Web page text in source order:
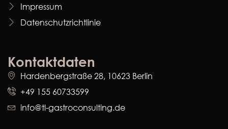
Impressum
Datenschutzrichtlinie
Kontaktdaten
Hardenbergstraße 28, 10623 Berlin
+49 155 60733599
info@tl-gastroconsulting.de